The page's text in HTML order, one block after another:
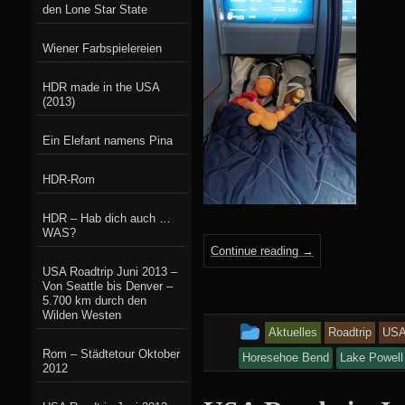
Continue reading →
This
entry
Aktuelles Roadtrip
Horesehoe Bend
Lake Powell
den Lone Star State
Wiener Farbspielereien
HDR made in the USA
(2013)
Ein Elefant namens Pina
HDR-Rom
HDR – Hab dich auch …
WAS?
USA Roadtrip Juni 2013 –
Von Seattle bis Denver –
5.700 km durch den
Wilden Westen
Rom – Städtetour Oktober
2012